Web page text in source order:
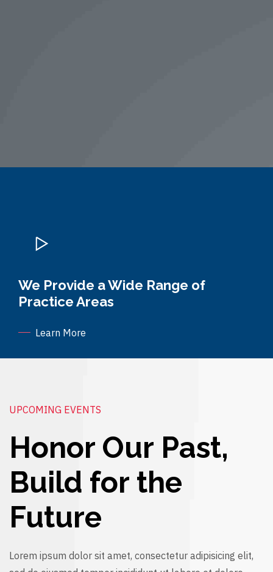
We Provide a Wide Range of
Practice Areas
Learn More
UPCOMING EVENTS
Honor Our Past,
Build for the
Future
Lorem ipsum dolor sit amet, consectetur adipisicing elit,